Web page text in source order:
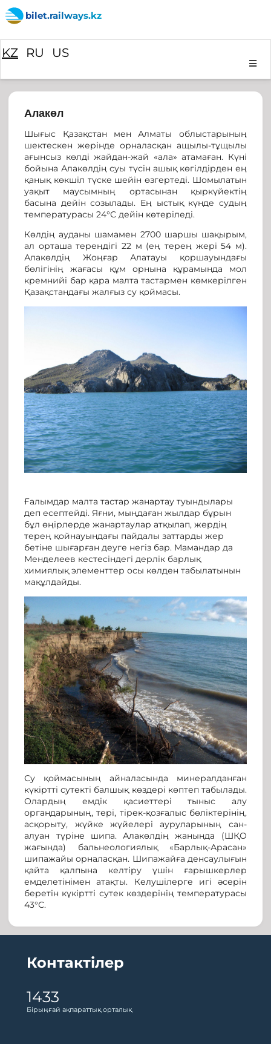
bilet.railways.kz
KZ RU US
Алакөл
Шығыс Қазақстан мен Алматы облыстарының
шектескен жерінде орналасқан ащылы-тұщылы
ағынсыз көлді жайдан-жай «ала» атамаған. Күні
бойына Алакөлдің суы түсін ашық көгілдірден ең
қанық көкшіл түске шейін өзгертеді. Шомылатын
уақыт маусымның ортасынан қыркүйектің
басына дейін созылады. Ең ыстық күнде судың
температурасы 24°С дейін көтеріледі.
Көлдің ауданы шамамен 2700 шаршы шақырым,
ал орташа тереңдігі 22 м (ең терең жері 54 м).
Алакөлдің Жоңғар Алатауы қоршауындағы
бөлігінің жағасы құм орнына құрамында мол
кремнийі бар қара малта тастармен көмкерілген
Қазақстандағы жалғыз су қоймасы.
Ғалымдар малта тастар жанартау туындылары
деп есептейді. Яғни, мыңдаған жылдар бұрын
бұл өңірлерде жанартаулар атқылап, жердің
терең қойнауындағы пайдалы заттарды жер
бетіне шығарған деуге негіз бар. Мамандар да
Менделеев кестесіндегі дерлік барлық
химиялық элементтер осы көлден табылатынын
мақұлдайды.
Су қоймасының айналасында минералданған
күкіртті сутекті балшық көздері көптеп табылады.
Олардың емдік қасиеттері тыныс алу
органдарының, тері, тірек-қозғалыс бөліктерінің,
асқорыту, жүйке жүйелері ауруларының сан-
алуан түріне шипа. Алакөлдің жанында (ШҚО
жағында) бальнеологиялық «Барлық-Арасан»
шипажайы орналасқан. Шипажайға денсаулығын
қайта қалпына келтіру үшін ғарышкерлер
емделетінімен атақты. Келушілерге игі әсерін
беретін күкіртті сутек көздерінің температурасы
43°С.
Контактілер
1433
Бірыңғай ақпараттық орталық